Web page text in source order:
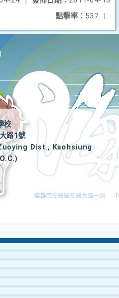
點擊率： 537 |
校
路1號
Dist., Kaohsiung